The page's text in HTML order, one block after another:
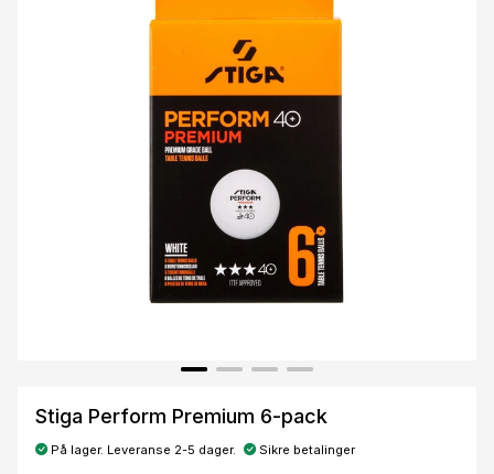
Stiga Perform Premium 6-pack
På lager. Leveranse 2-5 dager. Sikre betalinger